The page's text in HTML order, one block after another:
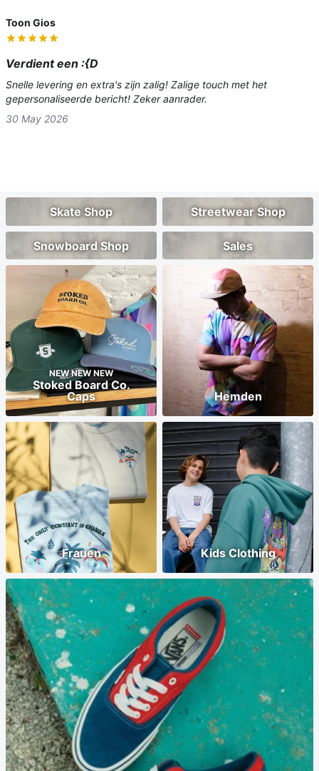
Sven
Super.
Had 2 set skateboards samengesteld. In mijn enthousiasme had
ik de verkeerde wielen geselecteerd. Ik kreeg direct een
telefoontje om mij hiervan op de hoogte te stellen. En hebben
Toon Gios
Verdient een :{D
Snelle levering en extra's zijn zalig! Zalige touch met het
gepersonaliseerde bericht! Zeker aanrader.
30 May 2026
Skate Shop Streetwear Shop
Snowboard Shop Sales
NEW NEW NEW
Stoked Board Co.
Caps
Hemden
Frauen Kids Clothing